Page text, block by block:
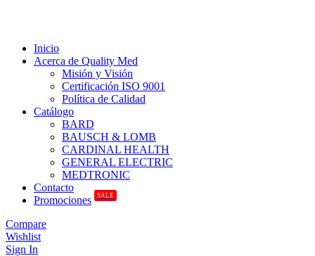
Inicio
Acerca de Quality Med
Misión y Visión
Certificación ISO 9001
Política de Calidad
Catálogo
BARD
BAUSCH & LOMB
CARDINAL HEALTH
GENERAL ELECTRIC
MEDTRONIC
Contacto
Promociones
SALE
Compare
Wishlist
Sign In